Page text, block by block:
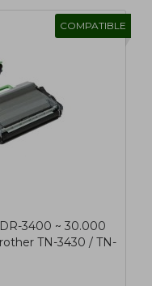
COMPATIBLE
3400 ~ 30.000
TN-3430 / TN-